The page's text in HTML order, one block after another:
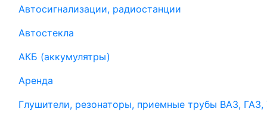
Автосигнализации, радиостанции
Автостекла
АКБ (аккумулятры)
Аренда
Глушители, резонаторы, приемные трубы ВАЗ, ГАЗ,